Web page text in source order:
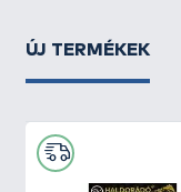
ÚJ TERMÉKEK